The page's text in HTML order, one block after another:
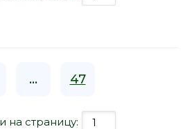
... 47
на страницу: